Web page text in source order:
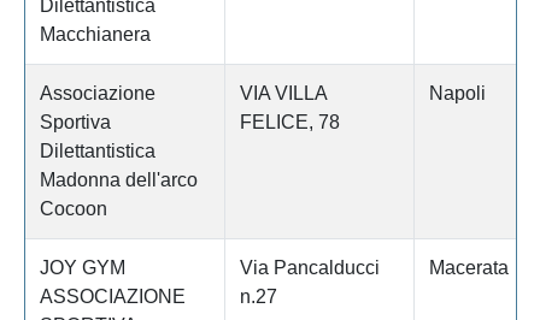
Dilettantistica
Macchianera
Associazione
Sportiva
Dilettantistica
Madonna dell'arco
Cocoon
VIA VILLA
FELICE, 78
Napoli
JOY GYM
ASSOCIAZIONE
Via Pancalducci
n.27
Macerata